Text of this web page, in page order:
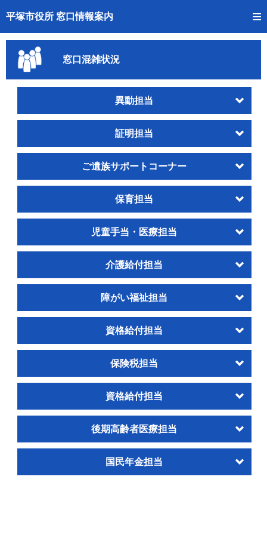
平塚市役所 窓口情報案内
トップページへ
ご利用方法
事前予約
窓口混雑状況
待ち状況確認
窓口混雑状況
異動担当
証明担当
ご遺族サポートコーナー
保育担当
児童手当・医療担当
介護給付担当
障がい福祉担当
資格給付担当
保険税担当
資格給付担当
後期高齢者医療担当
国民年金担当